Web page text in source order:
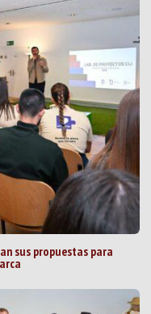
sus propuestas para